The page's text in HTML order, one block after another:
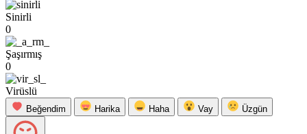
Sinirli
0
Şaşırmış
0
Virüslü
Beğendim Harika Haha Vay Üzgün